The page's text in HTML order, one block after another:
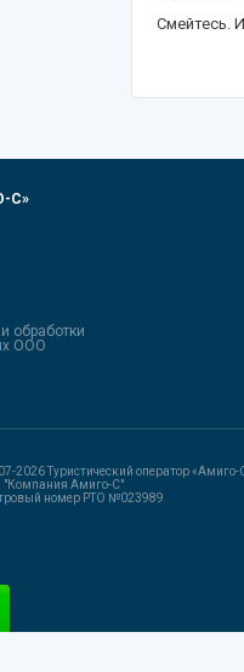
Смейтесь.
С»
обработки
ООО
2026 Туристический оператор «Амиго-
Амиго-С"
номер РТО №023989